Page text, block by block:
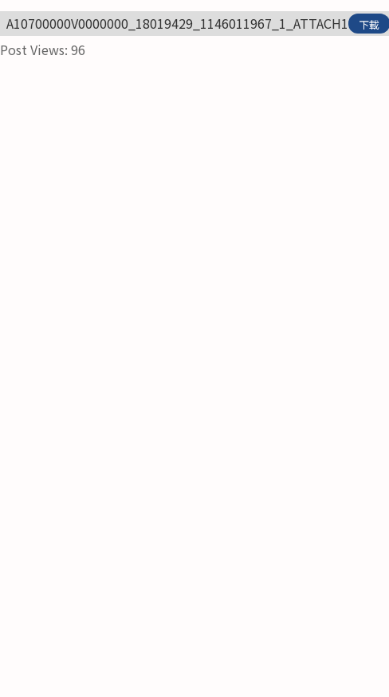
A10700000V0000000_18019429_1146011967_1_ATTACH1
下載
Post Views: 96